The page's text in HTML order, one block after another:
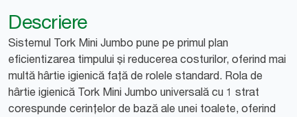
Descriere
Sistemul Tork Mini Jumbo pune pe primul plan
eficientizarea timpului și reducerea costurilor, oferind mai
multă hârtie igienică față de rolele standard. Rola de
hârtie igienică Tork Mini Jumbo universală cu 1 strat
corespunde cerințelor de bază ale unei toalete, oferind